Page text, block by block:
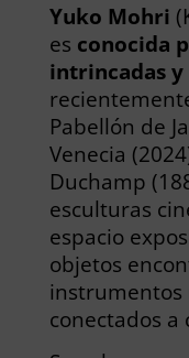
Yuko Mohri
es conocida
intrincadas
Pabellón de
Venecia
Duchamp
esculturas
espacio
objetos
instrumentos
conectados a